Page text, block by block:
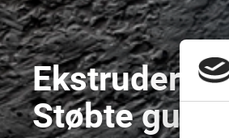
Ekstruderede
Støbte